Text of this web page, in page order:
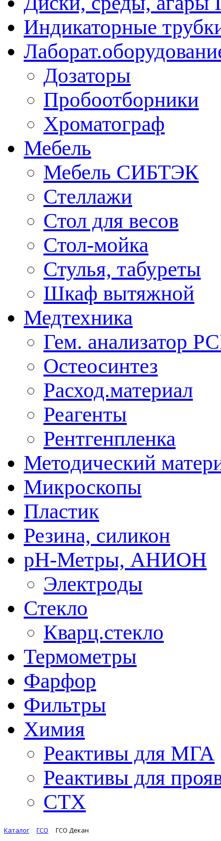
Индикаторные
Дозаторы
Пробоотборники
Хроматограф
Мебель
Мебель СИБТЭК
Стеллажи
Стол для весов
Стол-мойка
Стулья, табуреты
Шкаф вытяжной
Медтехника
Гем. анализатор
Остеосинтез
Расход.материал
Реагенты
Рентгенпленка
Методический
Микроскопы
Пластик
Резина, силикон
рН-Метры, АНИОН
Электроды
Стекло
Кварц.стекло
Термометры
Фарфор
Фильтры
Химия
Реактивы для МГА
Реактивы для
СТХ
Каталог ГСО ГСО Декан